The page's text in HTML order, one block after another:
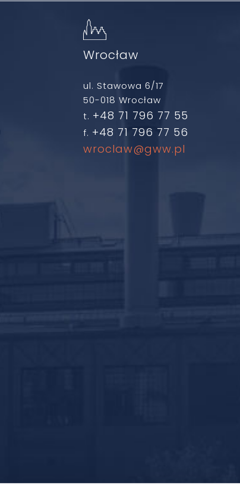
Wrocław
ul. Stawowa 6/17
50-018 Wrocław
t. +48 71 796 77 55
f. +48 71 796 77 56
wroclaw@gww.pl